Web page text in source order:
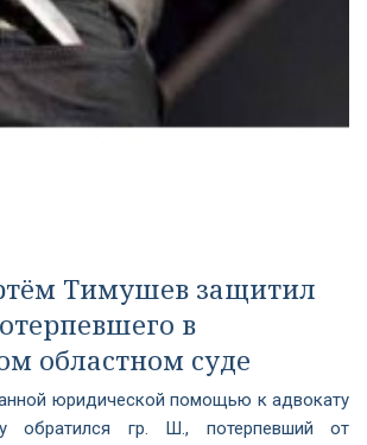
Тимушев защитил
в
областном суде
юридической помощью к адвокату
обратился гр. Ш., потерпевший от